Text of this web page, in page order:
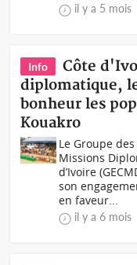
il y a 5 mois
Info
Côte
diplomatique,
bonheur les
Kouakro
Le Groupe
Missions
d’Ivoire
son
en faveur...
il y a 6 mois